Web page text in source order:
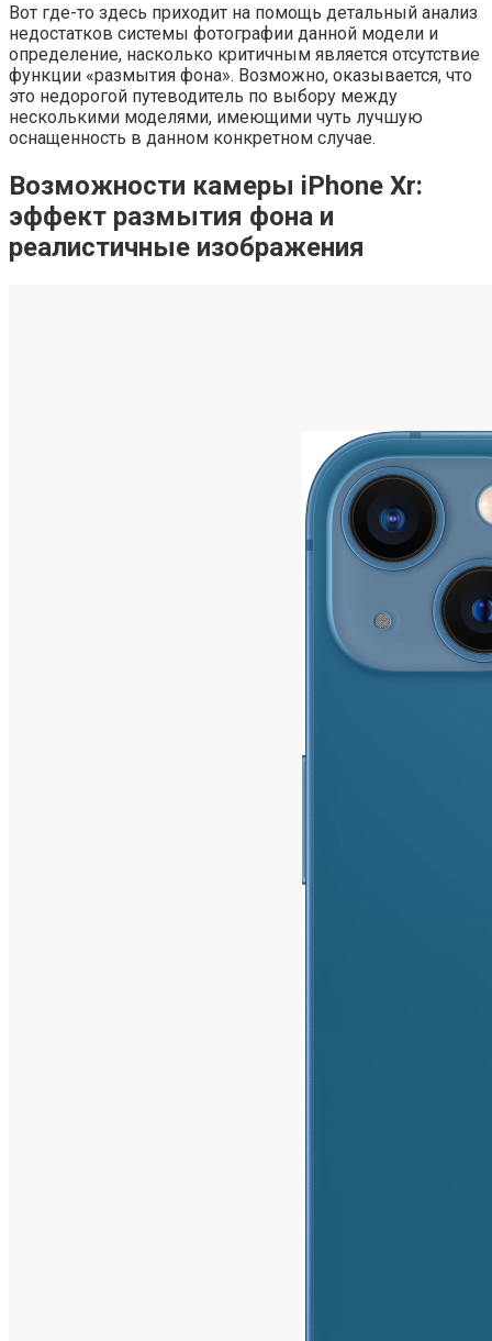
Вот где-то здесь приходит на помощь детальный анализ
недостатков системы фотографии данной модели и
определение, насколько критичным является отсутствие
функции «размытия фона». Возможно, оказывается, что
это недорогой путеводитель по выбору между
несколькими моделями, имеющими чуть лучшую
оснащенность в данном конкретном случае.
Возможности камеры iPhone Xr:
эффект размытия фона и
реалистичные изображения